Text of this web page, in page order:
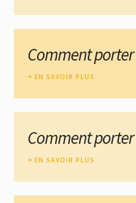
Comment porter
EN SAVOIR PLUS
Comment porter
EN SAVOIR PLUS